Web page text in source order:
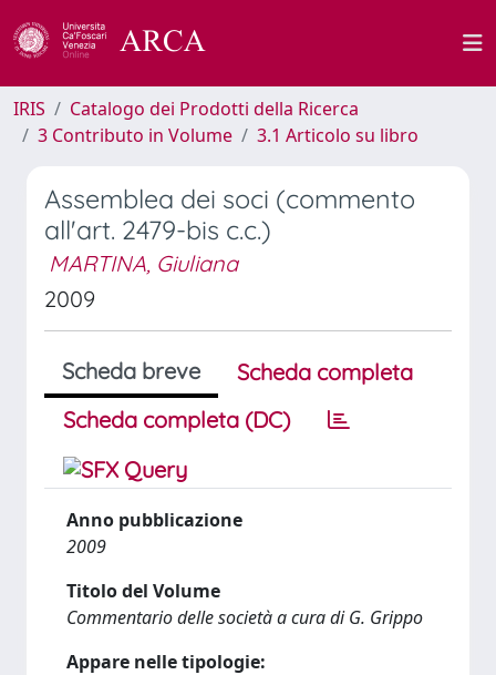
IRIS
Catalogo dei Prodotti della Ricerca
3 Contributo in Volume
3.1 Articolo su libro
Assemblea dei soci (commento
all'art. 2479-bis c.c.)
MARTINA, Giuliana
2009
Scheda breve
Scheda completa
Scheda completa (DC)
Anno pubblicazione
2009
Titolo del Volume
Commentario delle società a cura di G. Grippo
Appare nelle tipologie: